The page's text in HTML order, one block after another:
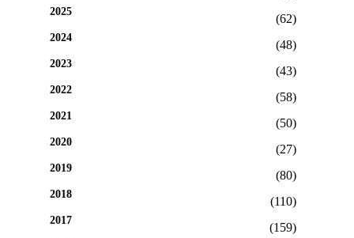
2025
(62)
2024
(48)
2023
(43)
2022
(58)
2021
(50)
2020
(27)
2019
(80)
2018
(110)
2017
(159)